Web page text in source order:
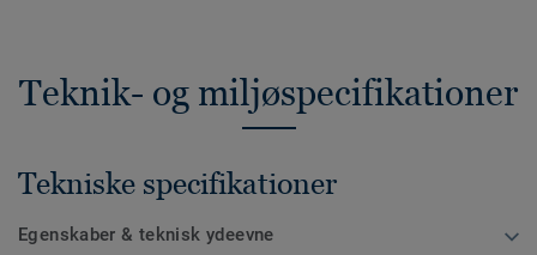
Teknik- og miljøspecifikationer
Tekniske specifikationer
Egenskaber & teknisk ydeevne